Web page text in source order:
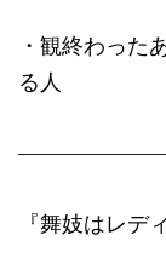
・観終わった
る人
『舞妓はレデ